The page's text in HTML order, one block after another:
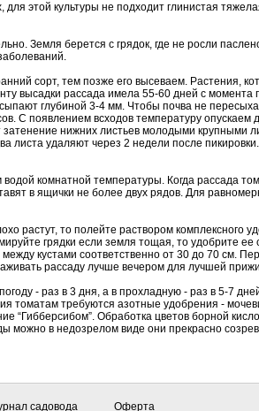
этой культуры не подходит глинистая
Земля берется с грядок, где не росли
сорт, тем позже его высеваем. Растения,
высадки рассада имела 55-60 дней с
глубиной 3-4 мм. Чтобы почва не
С появлением всходов температуру опускаем
затенение нижних листьев молодыми
удаляют через 2 недели после
комнатной температуры. Когда рассада
в ящички не более двух рядов. Для
растут, то полейте раствором комплексного
грядки если земля тощая, то удобрите ее
кустами соответственно от 30 до 70 см.
рассаду лучше вечером для лучшей
- раз в 3 дня, а в прохладную - раз в 5-7
томатам требуются азотные удобрения -
Обработка цветов борной
можно в недозрелом виде они прекрасно
садовода Оферта